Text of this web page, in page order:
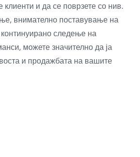
клиенти и да се поврзете со нив.
внимателно поставување на
следење на
можете значително да ја
и продажбата на вашите